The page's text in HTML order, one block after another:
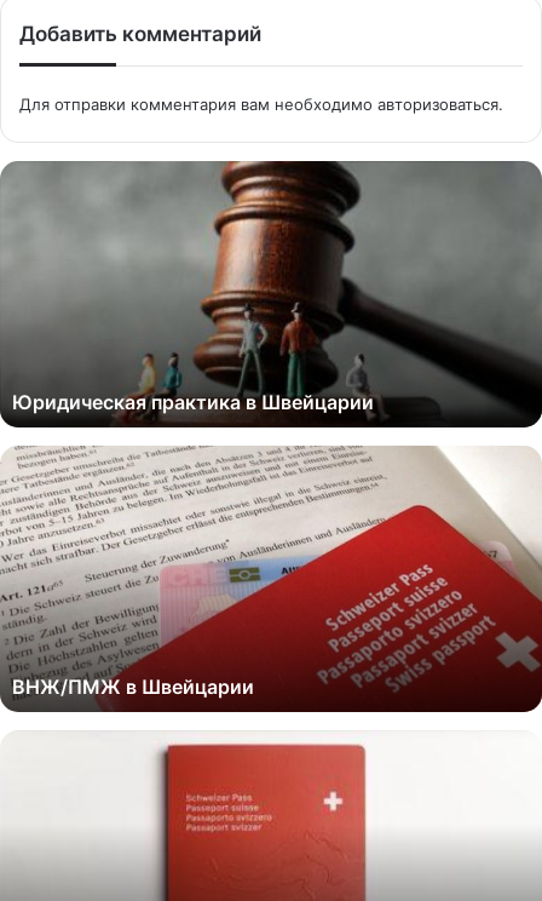
Добавить комментарий
Для отправки комментария вам необходимо авторизоваться.
Юридическая практика в Швейцарии
ВНЖ/ПМЖ в Швейцарии